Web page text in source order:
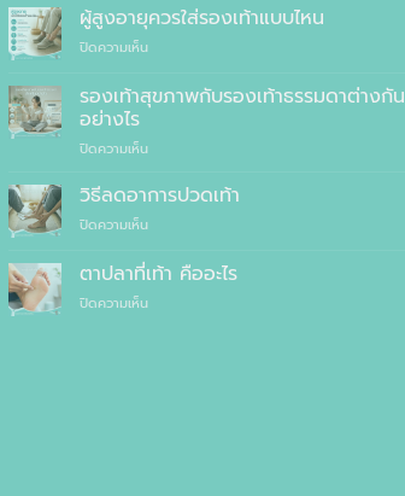
เหตุผล
คุณ
สั่ง
ตัด
เพื่อ
แทนที่
ทั่วไป
ผู้สูงอายุควรใส่รองเท้าแบบไหน
ปิดความเห็นบน
สูง
อายุ
ใส่
แบบ
รองเท้าสุขภาพกับรองเท้าธรรมดาต่างกัน
อย่างไร
ปิดความเห็นบน
สุขภาพ
รองเท้า
ต่าง
อย่างไร
วิธีลดอาการปวดเท้า
ปิดความเห็นบน
ลด
อาการ
ปวด
ตาปลาที่เท้า คืออะไร
ปิดความเห็นบน